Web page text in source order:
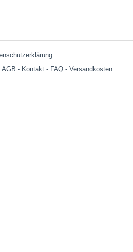
AGB - Kontakt- FAQ- Versandkosten